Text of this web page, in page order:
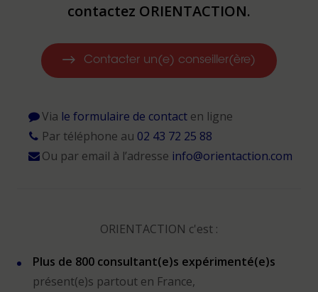
contactez ORIENTACTION.
Contacter un(e) conseiller(ère)
Via le formulaire de contacten ligne
Par téléphone au 02 43 72 25 88
Ou par email à l’adresse info@orientaction.com
ORIENTACTION c'est :
Plus de 800 consultant(e)s expérimenté(e)s
présent(e)s partout en France,